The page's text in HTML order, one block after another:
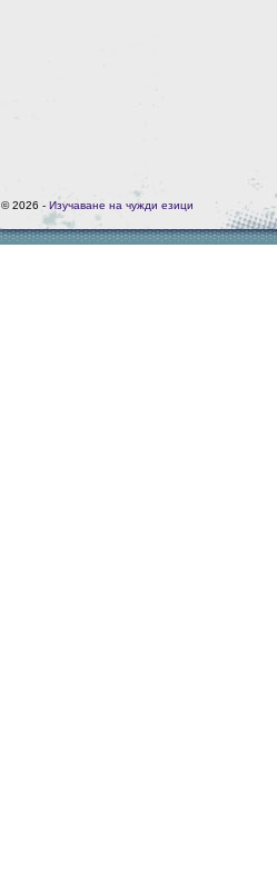
© 2026 - Изучаване на чужди езици